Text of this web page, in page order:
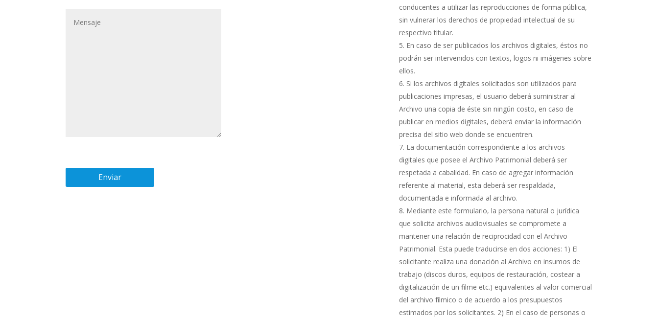
conducentes a utilizar las reproducciones de forma pública,
sin vulnerar los derechos de propiedad intelectual de su
respectivo titular.
En caso de ser publicados los archivos digitales, éstos no
podrán ser intervenidos con textos, logos ni imágenes sobre
ellos.
Si los archivos digitales solicitados son utilizados para
publicaciones impresas, el usuario deberá suministrar al
Archivo una copia de éste sin ningún costo, en caso de
publicar en medios digitales, deberá enviar la información
precisa del sitio web donde se encuentren.
La documentación correspondiente a los archivos
digitales que posee el Archivo Patrimonial deberá ser
respetada a cabalidad. En caso de agregar información
referente al material, esta deberá ser respaldada,
documentada e informada al archivo.
Mediante este formulario, la persona natural o jurídica
que solicita archivos audiovisuales se compromete a
mantener una relación de reciprocidad con el Archivo
Patrimonial. Esta puede traducirse en dos acciones: 1) El
solicitante realiza una donación al Archivo en insumos de
trabajo (discos duros, equipos de restauración, costear a
digitalización de un filme etc.) equivalentes al valor comercial
del archivo fílmico o de acuerdo a los presupuestos
estimados por los solicitantes. 2) En el caso de personas o